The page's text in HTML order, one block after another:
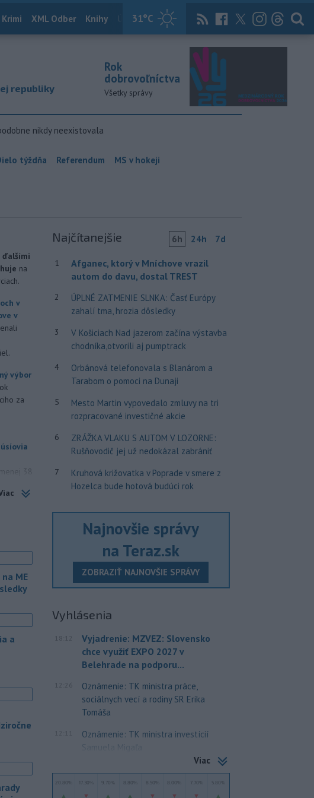
31°C
Krimi XML Odber Knihy Útulkovo Magazín News Now Archív
republiky
Rok
dobrovoľníctva
Všetky správy
nikdy neexistovala
týždňa Referendum MS v hokeji
ďalšími
na
v
v
výbor
za
38
sa
do
v
v
ME
a
Najčítanejšie 6h 24h 7d
1
Afganec, ktorý v Mníchove vrazil
autom do davu, dostal TREST
2
ÚPLNÉ ZATMENIE SLNKA: Časť Európy
zahalí tma, hrozia dôsledky
3
V Košiciach Nad jazerom začína výstavba
chodníka,otvorili aj pumptrack
4
Orbánová telefonovala s Blanárom a
Tarabom o pomoci na Dunaji
5
Mesto Martin vypovedalo zmluvy na tri
rozpracované investičné akcie
6
ZRÁŽKA VLAKU S AUTOM V LOZORNE:
Rušňovodič jej už nedokázal zabrániť
7
Kruhová križovatka v Poprade v smere z
Hozelca bude hotová budúci rok
Najnovšie správy
na Teraz.sk
ZOBRAZIŤ NAJNOVŠIE SPRÁVY
Vyhlásenia
18:12
Vyjadrenie: MZVEZ: Slovensko
chce využiť EXPO 2027 v
Belehrade na podporu...
12:26
Oznámenie: TK ministra práce,
sociálnych vecí a rodiny SR Erika
Tomáša
Oznámenie: TK ministra investícií
Samuela Migaľa
Viac